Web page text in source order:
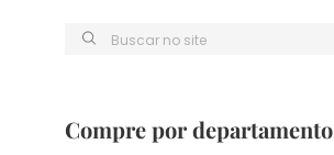
Buscar no site
Compre por departamento